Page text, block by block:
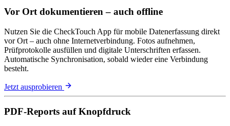
Vor Ort dokumentieren – auch offline
Nutzen Sie die CheckTouch App für mobile Datenerfassung direkt
vor Ort – auch ohne Internetverbindung. Fotos aufnehmen,
Prüfprotokolle ausfüllen und digitale Unterschriften erfassen.
Automatische Synchronisation, sobald wieder eine Verbindung
besteht.
Jetzt ausprobieren
PDF-Reports auf Knopfdruck